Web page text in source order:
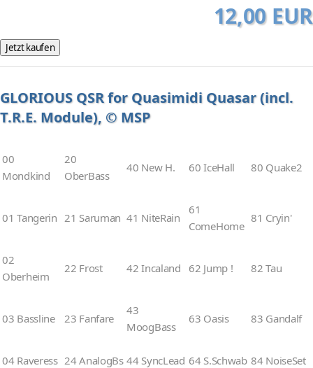
12,00 EUR
GLORIOUS QSR for Quasimidi Quasar (incl.
T.R.E. Module), © MSP
00
Mondkind
20
OberBass
40 New H. 60 IceHall 80 Quake2
01 Tangerin 21 Saruman 41 NiteRain
61
ComeHome
81 Cryin'
02
Oberheim
22 Frost 42 Incaland 62 Jump ! 82 Tau
03 Bassline 23 Fanfare
43
MoogBass
63 Oasis 83 Gandalf
04 Raveress 24 AnalogBs 44 SyncLead 64 S.Schwab 84 NoiseSet